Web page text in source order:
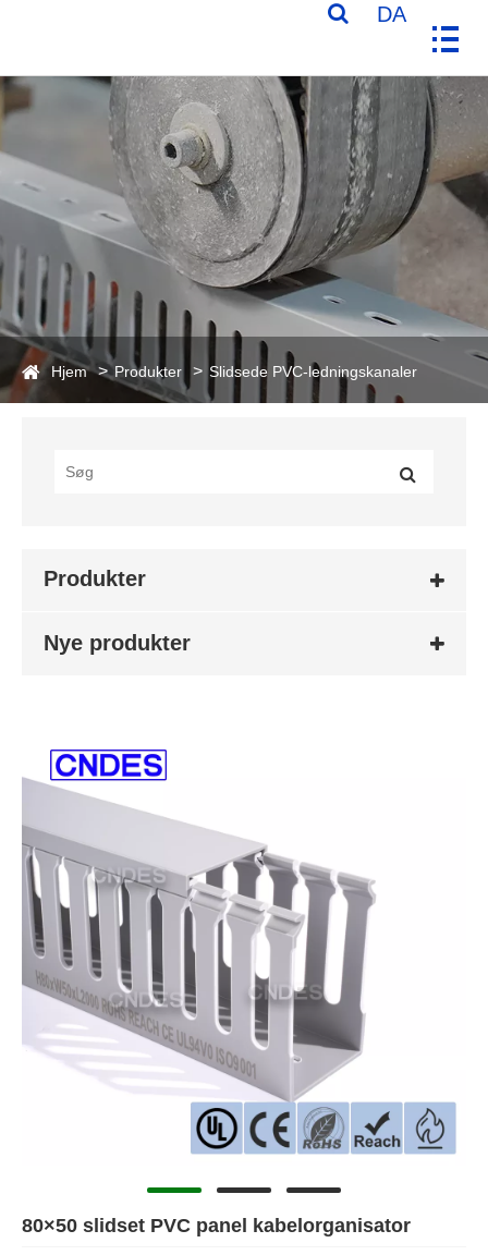
DA
Hjem Produkter Slidsede PVC-ledningskanaler
Produkter
Nye produkter
80×50 slidset PVC panel kabelorganisator